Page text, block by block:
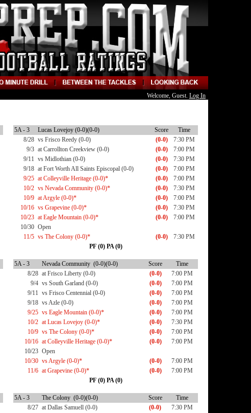
Welcome, Guest. Log In
5A - 3 Lucas Lovejoy (0-0)(0-0) Score
Time
8/28 vs Frisco Reedy (0-0) (0-0)
7:30 PM
9/3 at Carrollton Creekview (0-0) (0-0)
7:00 PM
9/11 vs Midlothian (0-0) (0-0)
7:30 PM
9/18 at Fort Worth All Saints Episcopal (0-0) (0-0)
7:00 PM
9/25 at Colleyville Heritage (0-0)* (0-0)
7:00 PM
10/2 vs Nevada Community (0-0)* (0-0)
7:30 PM
10/9 at Argyle (0-0)* (0-0)
7:00 PM
10/16 vs Grapevine (0-0)* (0-0)
7:30 PM
10/23 at Eagle Mountain (0-0)* (0-0)
7:00 PM
10/30 Open
11/5 vs The Colony (0-0)* (0-0)
7:30 PM
PF (0) PA (0)
5A - 3 Nevada Community (0-0)(0-0) Score
Time
8/28 at Frisco Liberty (0-0) (0-0)
7:00 PM
9/4 vs South Garland (0-0) (0-0)
7:00 PM
9/11 vs Frisco Centennial (0-0) (0-0)
7:00 PM
9/18 vs Azle (0-0) (0-0)
7:00 PM
9/25 vs Eagle Mountain (0-0)* (0-0)
7:00 PM
10/2 at Lucas Lovejoy (0-0)* (0-0)
7:30 PM
10/9 vs The Colony (0-0)* (0-0)
7:00 PM
10/16 at Colleyville Heritage (0-0)* (0-0)
7:00 PM
10/23 Open
10/30 vs Argyle (0-0)* (0-0)
7:00 PM
11/6 at Grapevine (0-0)* (0-0)
7:00 PM
PF (0) PA (0)
5A - 3 The Colony (0-0)(0-0) Score
Time
8/27 at Dallas Samuell (0-0) (0-0)
7:30 PM